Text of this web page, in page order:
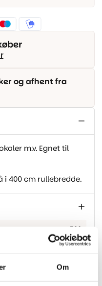
Om
og afhent fra
m.v. Egnet til
i 400 cm rullebredde.
500
Foam